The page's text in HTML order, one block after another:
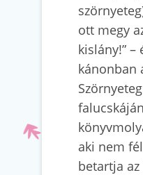
ott megy
kislány!” –
kánonban
aki nem
betartja